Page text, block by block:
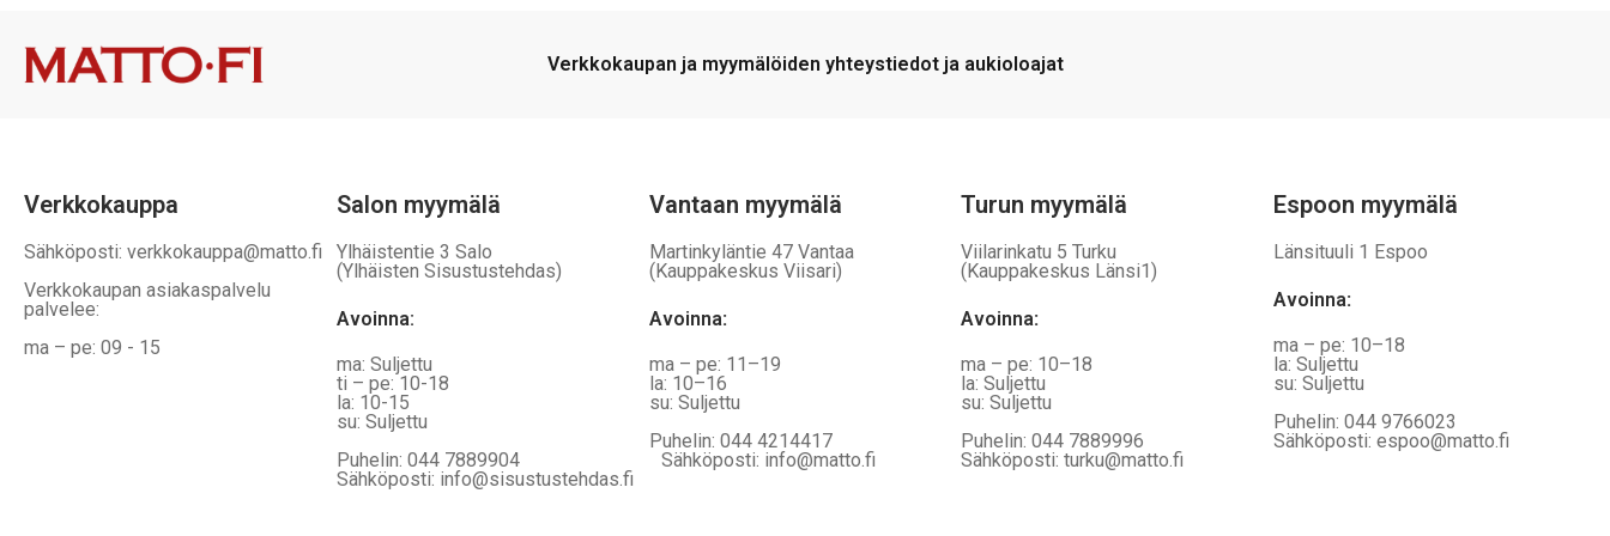
Verkkokaupan ja myymälöiden yhteystiedot ja aukioloajat
Verkkokauppa
Sähköposti: verkkokauppa@matto.fi
Verkkokaupan asiakaspalvelu
palvelee:
ma – pe: 09 - 15
Salon myymälä
Ylhäistentie 3 Salo
(Ylhäisten Sisustustehdas)
Avoinna:
ma: Suljettu
ti – pe: 10-18
la: 10-15
su: Suljettu
Puhelin: 044 7889904
Sähköposti: info@sisustustehdas.fi
Vantaan myymälä
Martinkyläntie 47 Vantaa
(Kauppakeskus Viisari)
Avoinna:
ma – pe: 11–19
la: 10–16
su: Suljettu
Puhelin: 044 4214417
Sähköposti: info@matto.fi
Turun myymälä
Viilarinkatu 5 Turku
(Kauppakeskus Länsi1)
Avoinna:
ma – pe: 10–18
la: Suljettu
su: Suljettu
Puhelin: 044 7889996
Sähköposti: turku@matto.fi
Espoon myymälä
Länsituuli 1 Espoo
Avoinna:
ma – pe: 10–18
la: Suljettu
su: Suljettu
Puhelin: 044 9766023
Sähköposti: espoo@matto.fi